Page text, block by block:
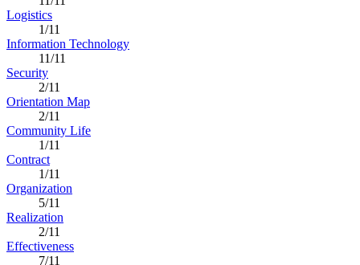
Logistics
1/11
Information Technology
11/11
Security
2/11
Orientation Map
2/11
Community Life
1/11
Contract
1/11
Organization
5/11
Realization
2/11
Effectiveness
7/11